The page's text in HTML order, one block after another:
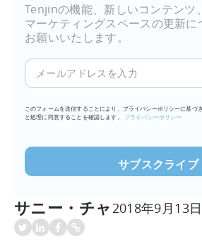
Tenjinの機能、新しいコンテンツ
マーケティングスペースの更新に
お願いいたします。
メ
ー
ア
レ
を
力
(必
須)
このフォームを送信することにより、プライバシーポリシーに基づ
と処理に同意することを確認します。
プライバシーポリシー
サニー・チャ2018年9月13日